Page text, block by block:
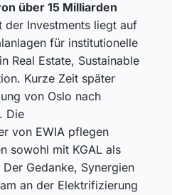
über 15 Milliarden
der Investments liegt auf
für institutionelle
Real Estate, Sustainable
Kurze Zeit später
von Oslo nach
Die
von EWIA pflegen
sowohl mit KGAL als
Gedanke, Synergien
an der Elektrifizierung